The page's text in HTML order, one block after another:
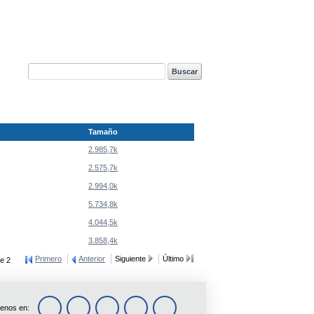
Tamaño
2.985,7k
2.575,7k
2.994,0k
5.734,8k
4.044,5k
3.858,4k
2 Primero Anterior Siguiente Último
en: